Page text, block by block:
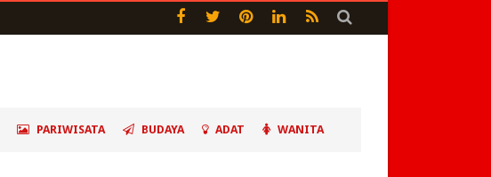
PARIWISATA BUDAYA ADAT WANITA